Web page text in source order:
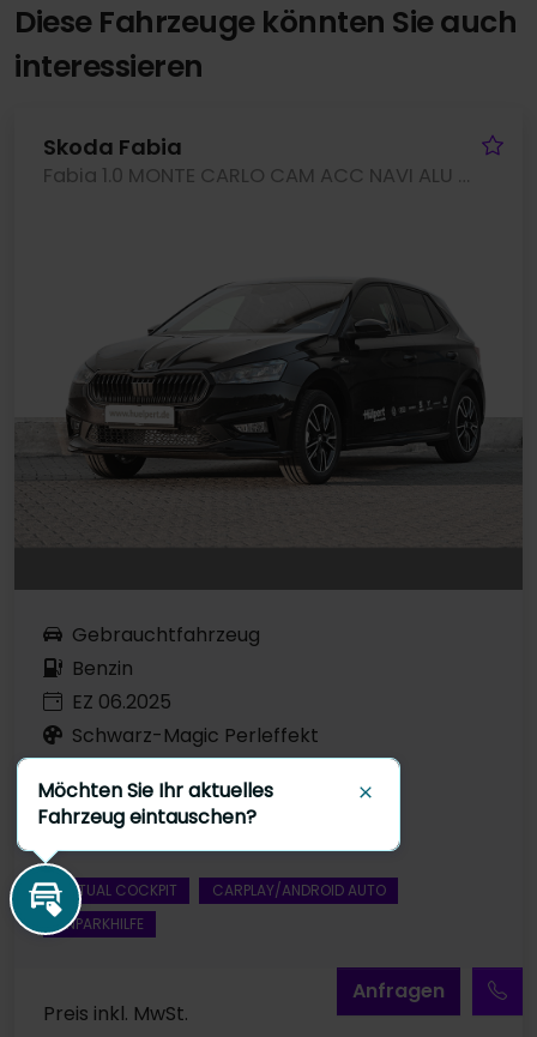
Anfragen
Diese Fahrzeuge könnten Sie auch
interessieren
Skoda Fabia
Fabia 1.0 MONTE CARLO CAM ACC NAVI ALU SITZHEIZ.
Gebrauchtfahrzeug
Benzin
EZ 06.2025
Schwarz-Magic Perleffekt
70 kW / 95 PS
Schaltgetriebe
VIRTUAL COCKPIT
CARPLAY/ANDROID AUTO
EINPARKHILFE
Preis inkl. MwSt.
Inzahlungnahme
Möchten Sie Ihr aktuelles
Fahrzeug eintauschen?
Schließen